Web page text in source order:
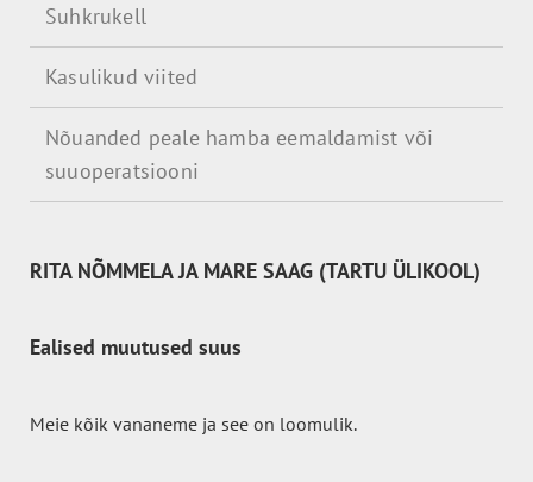
Suhkrukell
Kasulikud viited
Nõuanded peale hamba eemaldamist või
suuoperatsiooni
RITA NÕMMELA JA MARE SAAG (TARTU ÜLIKOOL)
Ealised muutused suus
Meie kõik vananeme ja see on loomulik.